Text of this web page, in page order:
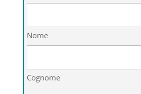
Nome
Cognome